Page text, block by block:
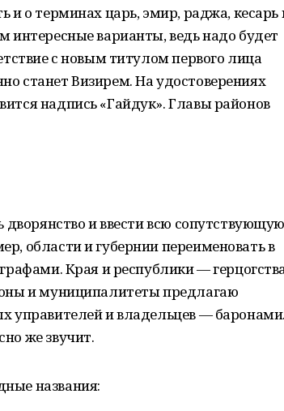
и о терминах царь, эмир, раджа, кесарь
варианты, ведь надо будет
с новым титулом первого лица
станет Визирем. На удостоверениях
надпись «Гайдук». Главы районов
и ввести всю сопутствующую
области и губернии переименовать в
Края и республики —
и муниципалитеты предлагаю
управителей и владельцев — баронами.
же звучит.
названия: